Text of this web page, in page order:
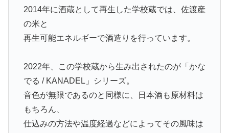
2014年に酒蔵として再生した学校蔵では、佐渡産
の米と
再生可能エネルギーで酒造りを行っています。
2022年、この学校蔵から生み出されたのが「かな
でる / KANADEL」シリーズ。
音色が無限であるのと同様に、日本酒も原材料は
もちろん、
仕込みの方法や温度経過などによってその風味は